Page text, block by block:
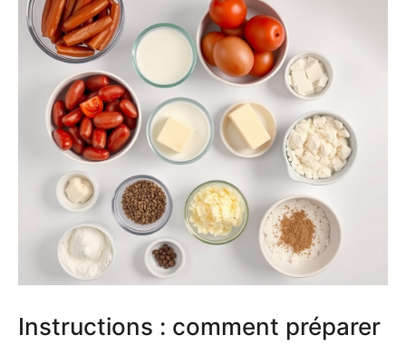
Instructions : comment préparer